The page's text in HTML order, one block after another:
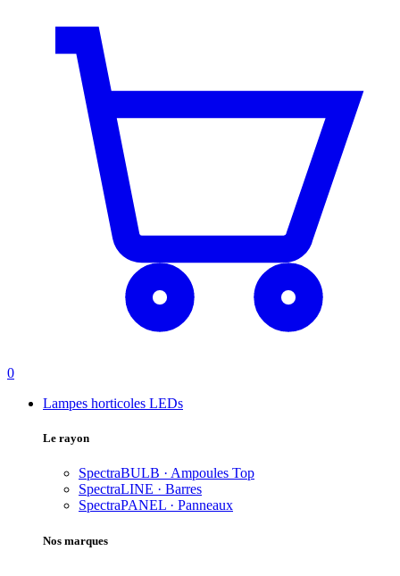
0
Lampes horticoles LEDs
Le rayon
SpectraBULB · Ampoules Top
SpectraLINE · Barres
SpectraPANEL · Panneaux
Nos marques